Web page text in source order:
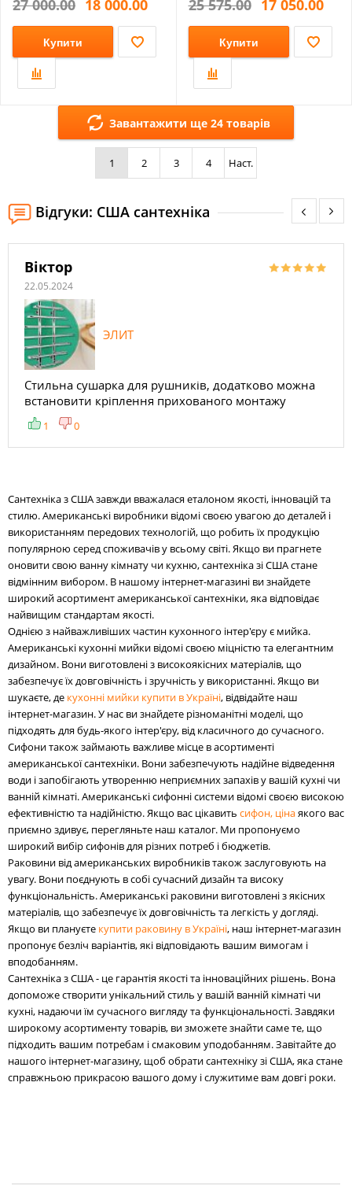
27 000.00 18 000.00
Купити
25 575.00 17 050.00
Купити
Завантажити ще 24 товарів
1 2 3 4 Наст.
Відгуки: США сантехніка
Віктор
22.05.2024
ЭЛИТ
Стильна сушарка для рушників, додатково можна
встановити кріплення прихованого монтажу
1 0
Сантехніка з США завжди вважалася еталоном якості, інновацій та
стилю. Американські виробники відомі своєю увагою до деталей і
використанням передових технологій, що робить їх продукцію
популярною серед споживачів у всьому світі. Якщо ви прагнете
оновити свою ванну кімнату чи кухню, сантехніка зі США стане
відмінним вибором. В нашому інтернет-магазині ви знайдете
широкий асортимент американської сантехніки, яка відповідає
найвищим стандартам якості.
Однією з найважливіших частин кухонного інтер'єру є мийка.
Американські кухонні мийки відомі своєю міцністю та елегантним
дизайном. Вони виготовлені з високоякісних матеріалів, що
забезпечує їх довговічність і зручність у використанні. Якщо ви
шукаєте, де кухонні мийки купити в Україні, відвідайте наш
інтернет-магазин. У нас ви знайдете різноманітні моделі, що
підходять для будь-якого інтер'єру, від класичного до сучасного.
Сифони також займають важливе місце в асортименті
американської сантехніки. Вони забезпечують надійне відведення
води і запобігають утворенню неприємних запахів у вашій кухні чи
ванній кімнаті. Американські сифонні системи відомі своєю високою
ефективністю та надійністю. Якщо вас цікавить сифон, цінаякого вас
приємно здивує, перегляньте наш каталог. Ми пропонуємо
широкий вибір сифонів для різних потреб і бюджетів.
Раковини від американських виробників також заслуговують на
увагу. Вони поєднують в собі сучасний дизайн та високу
функціональність. Американські раковини виготовлені з якісних
матеріалів, що забезпечує їх довговічність та легкість у догляді.
Якщо ви плануєте купити раковину в Україні, наш інтернет-магазин
пропонує безліч варіантів, які відповідають вашим вимогам і
вподобанням.
Сантехніка з США - це гарантія якості та інноваційних рішень. Вона
допоможе створити унікальний стиль у вашій ванній кімнаті чи
кухні, надаючи їм сучасного вигляду та функціональності. Завдяки
широкому асортименту товарів, ви зможете знайти саме те, що
підходить вашим потребам і смаковим уподобанням. Завітайте до
нашого інтернет-магазину, щоб обрати сантехніку зі США, яка стане
справжньою прикрасою вашого дому і служитиме вам довгі роки.